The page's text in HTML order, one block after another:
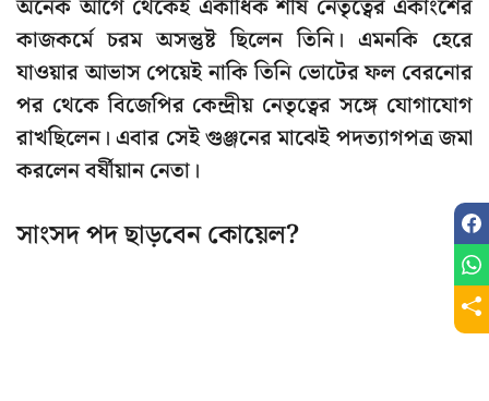
অনেক আগে থেকেই একাধিক শীর্ষ নেতৃত্বের একাংশের
কাজকর্মে চরম অসন্তুষ্ট ছিলেন তিনি। এমনকি হেরে
যাওয়ার আভাস পেয়েই নাকি তিনি ভোটের ফল বেরনোর
পর থেকে বিজেপির কেন্দ্রীয় নেতৃত্বের সঙ্গে যোগাযোগ
রাখছিলেন। এবার সেই গুঞ্জনের মাঝেই পদত্যাগপত্র জমা
করলেন বর্ষীয়ান নেতা।
সাংসদ পদ ছাড়বেন কোয়েল?